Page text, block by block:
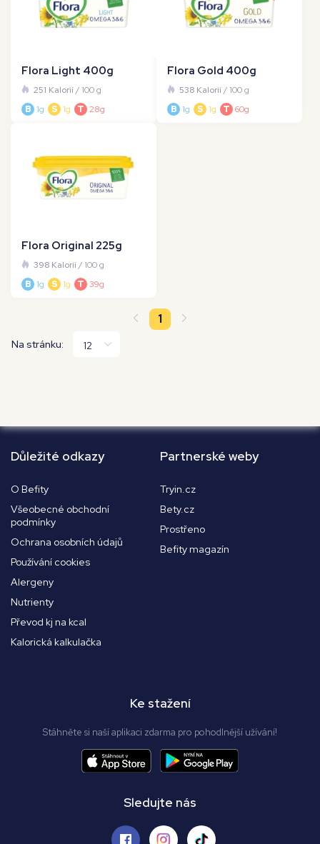
Flora Light 400g
251 Kalorií/ 100 g
B 1g S 1g T 28g
Flora Gold 400g
538 Kalorií/ 100 g
B 1g S 1g T 60g
Flora Original 225g
398 Kalorií/ 100 g
B 1g S 1g T 39g
1
Na stránku:
Důležité odkazy
O Befity
Všeobecné obchodní
podmínky
Ochrana osobních údajů
Používání cookies
Alergeny
Nutrienty
Převod kj na kcal
Kalorická kalkulačka
Partnerské weby
Tryin.cz
Bety.cz
Prostřeno
Befity magazín
Ke stažení
Stáhněte si naší aplikaci zdarma pro pohodlnější užívání!
Sledujte nás